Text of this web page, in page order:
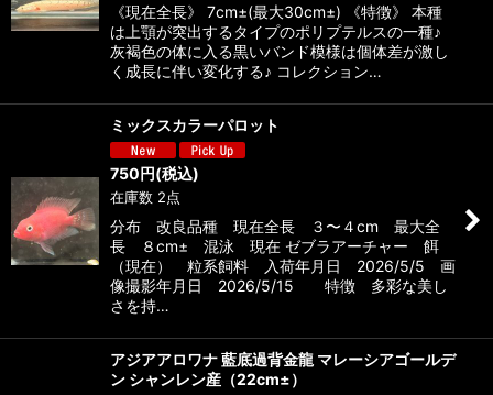
《現在全長》 7cm±(最大30cm±) 《特徴》 本種
は上顎が突出するタイプのポリプテルスの一種♪
灰褐色の体に入る黒いバンド模様は個体差が激し
く成長に伴い変化する♪ コレクション…
ミックスカラーパロット
750円(税込)
在庫数 2点
分布 改良品種 現在全長 ３〜４cm 最大全
長 ８cm± 混泳 現在 ゼブラアーチャー 餌
（現在） 粒系飼料 入荷年月日 2026/5/5 画
像撮影年月日 2026/5/15 特徴 多彩な美し
さを持…
アジアアロワナ 藍底過背金龍 マレーシアゴールデ
ン シャンレン産（22cm±）